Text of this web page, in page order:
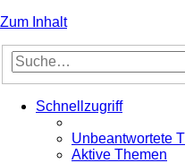
Zum Inhalt
Schnellzugriff
Unbeantwortete
Aktive Themen